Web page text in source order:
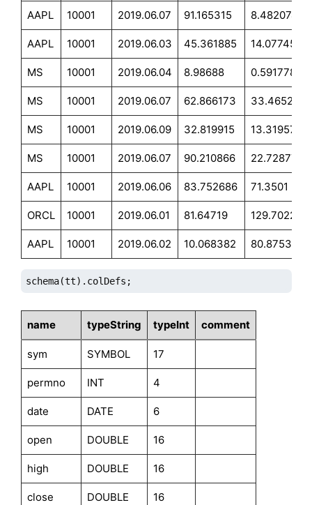
AAPL 10001 2019.06.07 91.165315 8.482074
AAPL 10001 2019.06.03 45.361885 14.077451
MS 10001 2019.06.04 8.98688 0.591778
MS 10001 2019.06.07 62.866173 33.465237
MS 10001 2019.06.09 32.819915 13.319577
MS 10001 2019.06.07 90.210866 22.728777
AAPL 10001 2019.06.06 83.752686 71.3501
ORCL 10001 2019.06.01 81.64719 129.702202
AAPL 10001 2019.06.02 10.068382 80.875383
schema(tt).colDefs;
name typeString typeInt comment
sym SYMBOL 17
permno INT 4
date DATE 6
open DOUBLE 16
high DOUBLE 16
close DOUBLE 16